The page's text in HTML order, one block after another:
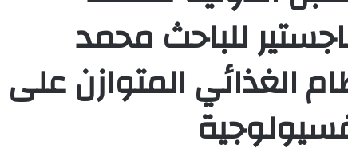
للباحث محمد
الغذائي المتوازن على